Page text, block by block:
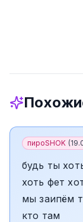
пироSHOK (
будь ты
хоть фет
мы заипём
кто там